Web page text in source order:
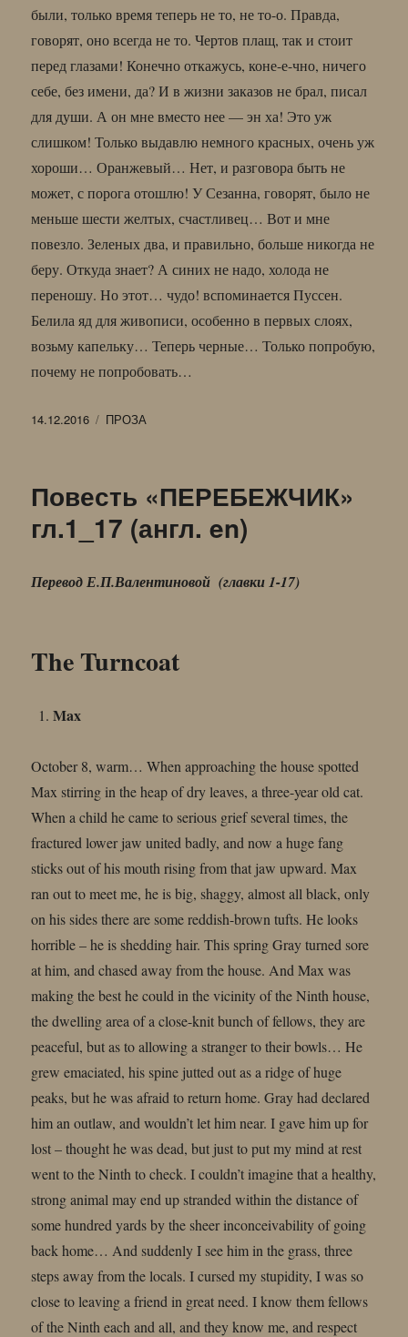
были, только время теперь не то, не то-о. Правда,
говорят, оно всегда не то. Чертов плащ, так и стоит
перед глазами! Конечно откажусь, коне-е-чно, ничего
себе, без имени, да? И в жизни заказов не брал, писал
для души. А он мне вместо нее — эн ха! Это уж
слишком! Только выдавлю немного красных, очень уж
хороши… Оранжевый… Нет, и разговора быть не
может, с порога отошлю! У Сезанна, говорят, было не
меньше шести желтых, счастливец… Вот и мне
повезло. Зеленых два, и правильно, больше никогда не
беру. Откуда знает? А синих не надо, холода не
переношу. Но этот… чудо! вспоминается Пуссен.
Белила яд для живописи, особенно в первых слоях,
возьму капельку… Теперь черные… Только попробую,
почему не попробовать…
Опубликовано
14.12.2016 Рубрики
ПРОЗА
Повесть «ПЕРЕБЕЖЧИК»
гл.1_17 (англ. en)
Перевод Е.П.Валентиновой (главки 1-17)
The Turncoat
Max
October 8, warm… When approaching the house spotted
Max stirring in the heap of dry leaves, a three-year old cat.
When a child he came to serious grief several times, the
fractured lower jaw united badly, and now a huge fang
sticks out of his mouth rising from that jaw upward. Max
ran out to meet me, he is big, shaggy, almost all black, only
on his sides there are some reddish-brown tufts. He looks
horrible – he is shedding hair. This spring Gray turned sore
at him, and chased away from the house. And Max was
making the best he could in the vicinity of the Ninth house,
the dwelling area of a close-knit bunch of fellows, they are
peaceful, but as to allowing a stranger to their bowls… He
grew emaciated, his spine jutted out as a ridge of huge
peaks, but he was afraid to return home. Gray had declared
him an outlaw, and wouldn’t let him near. I gave him up for
lost – thought he was dead, but just to put my mind at rest
went to the Ninth to check. I couldn’t imagine that a healthy,
strong animal may end up stranded within the distance of
some hundred yards by the sheer inconceivability of going
back home… And suddenly I see him in the grass, three
steps away from the locals. I cursed my stupidity, I was so
close to leaving a friend in great need. I know them fellows
of the Ninth each and all, and they know me, and respect